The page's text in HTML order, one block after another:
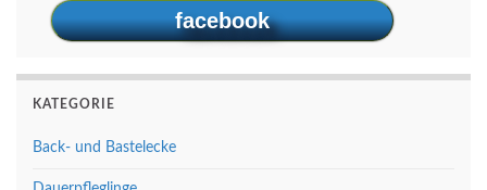
facebook
KATEGORIE
Back- und Bastelecke